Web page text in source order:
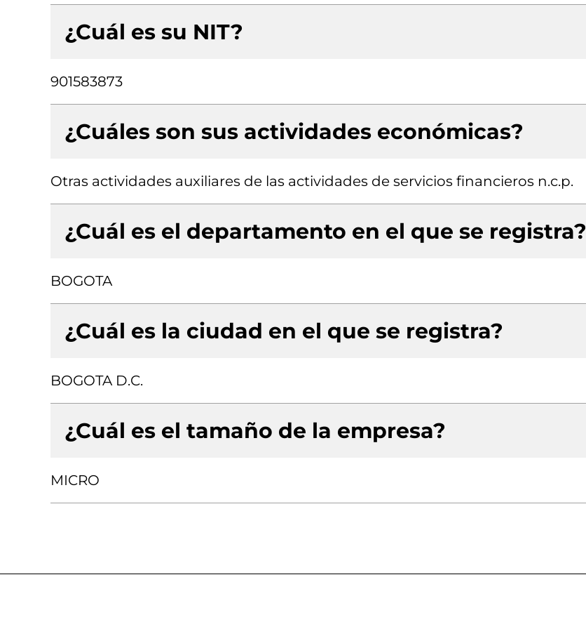
¿Cuál es su NIT?
901583873
¿Cuáles son sus actividades económicas?
Otras actividades auxiliares de las actividades de servicios financieros n.c.p.
¿Cuál es el departamento en el que se registra?
BOGOTA
¿Cuál es la ciudad en el que se registra?
BOGOTA D.C.
¿Cuál es el tamaño de la empresa?
MICRO